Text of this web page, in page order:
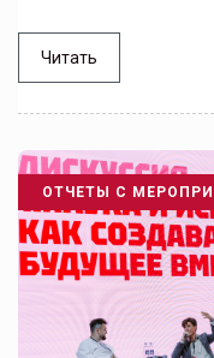
Читать
ОТЧЕТЫ С